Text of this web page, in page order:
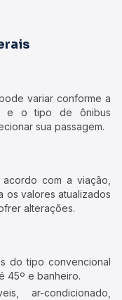
variar conforme a
e o tipo de ônibus
sua passagem.
com a viação,
os valores atualizados
alterações.
do tipo convencional
45º e banheiro.
ar-condicionado,